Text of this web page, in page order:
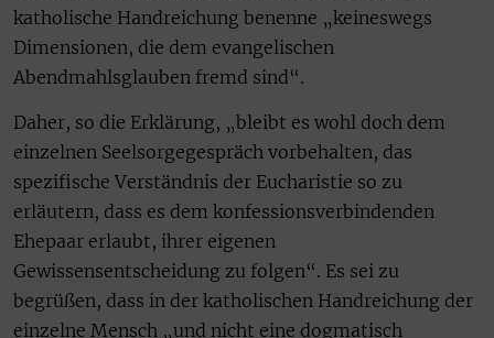
katholische Handreichung benenne „keineswegs
Dimensionen, die dem evangelischen
Abendmahlsglauben fremd sind“.
Daher, so die Erklärung, „bleibt es wohl doch dem
einzelnen Seelsorgegespräch vorbehalten, das
spezifische Verständnis der Eucharistie so zu
erläutern, dass es dem konfessionsverbindenden
Ehepaar erlaubt, ihrer eigenen
Gewissensentscheidung zu folgen“. Es sei zu
begrüßen, dass in der katholischen Handreichung der
einzelne Mensch „und nicht eine dogmatisch